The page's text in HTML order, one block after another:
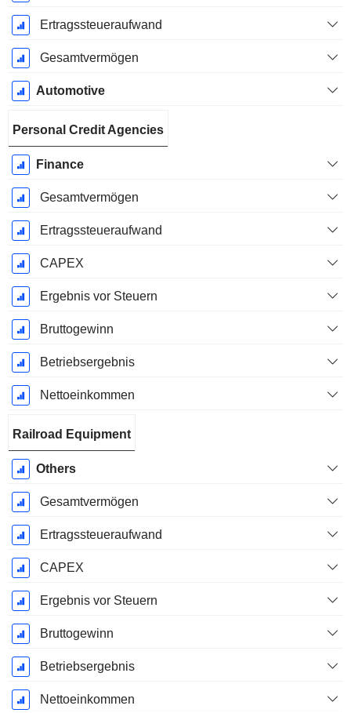
Ertragssteueraufwand
Gesamtvermögen
Automotive
Personal Credit Agencies
Finance
Gesamtvermögen
Ertragssteueraufwand
CAPEX
Ergebnis vor Steuern
Bruttogewinn
Betriebsergebnis
Nettoeinkommen
Railroad Equipment
Others
Gesamtvermögen
Ertragssteueraufwand
CAPEX
Ergebnis vor Steuern
Bruttogewinn
Betriebsergebnis
Nettoeinkommen